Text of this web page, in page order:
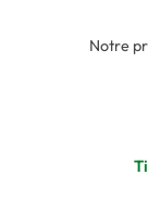
Notre